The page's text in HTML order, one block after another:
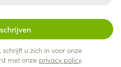
schrijft u zich in voor onze
met onze privacy policy.